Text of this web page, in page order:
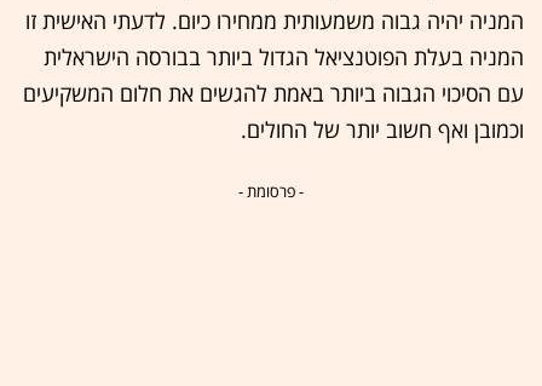
המניה יהיה גבוה משמעותית ממחירו כיום. לדעתי האישית זו
המניה בעלת הפוטנציאל הגדול ביותר בבורסה הישראלית
עם הסיכוי הגבוה ביותר באמת להגשים את חלום המשקיעים
וכמובן ואף חשוב יותר של החולים.
- פרסומת -